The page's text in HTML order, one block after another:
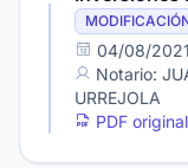
04/08/2021
Notario:
URREJOLA
PDF original